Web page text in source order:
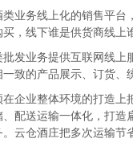
业务线上化的销售平
，线下谁是供货商线上
发业务提供互联网线
致的产品展示、订货、
企业整体环境的打造
配送运输一体化，打
云仓酒庄把多次运输